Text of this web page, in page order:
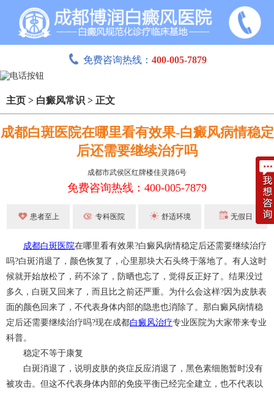
免费咨询热线： 400-005-7879
主页 > 白癜风常识 > 正文
成都白斑医院在哪里看有效果-白癜风病情稳定
后还需要继续治疗吗
成都市武侯区红牌楼佳灵路6号
免费咨询热线：400-005-7879
患者至上 专科医院 舒适环境 无假日
成都白斑医院在哪里看有效果?白癜风病情稳定后还需要继续治疗
吗?白斑消退了，颜色恢复了，心里那块大石头终于落地了。有人这时
候就开始放松了，药不涂了，防晒也忘了，觉得反正好了。结果没过
多久，白斑又回来了，而且比之前还严重。为什么会这样?因为皮肤表
面的颜色回来了，不代表身体内部的隐患也消除了。那白癜风病情稳
定后还需要继续治疗吗?现在成都白癜风治疗专业医院为大家带来专业
科普。
稳定不等于康复
白斑消退了，说明皮肤的炎症反应消退了，黑色素细胞暂时没有
被攻击。但这不代表身体内部的免疫平衡已经完全建立，也不代表以